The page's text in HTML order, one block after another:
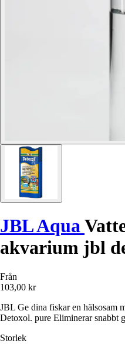
JBL Aqua
akvarium jbl
Från
103,00 kr
JBL Ge dina fiskar en hälsosam
Detoxol. pure Eliminerar snabbt
Storlek